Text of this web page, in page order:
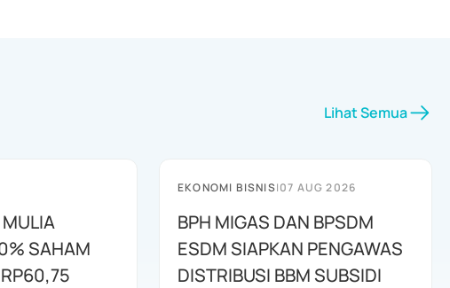
Lihat Semua
SAHAM
EKONOMI BISNIS|07 AUG 2026
BPH MIGAS DAN BPSDM
ESDM SIAPKAN PENGAWAS
DISTRIBUSI BBM SUBSIDI